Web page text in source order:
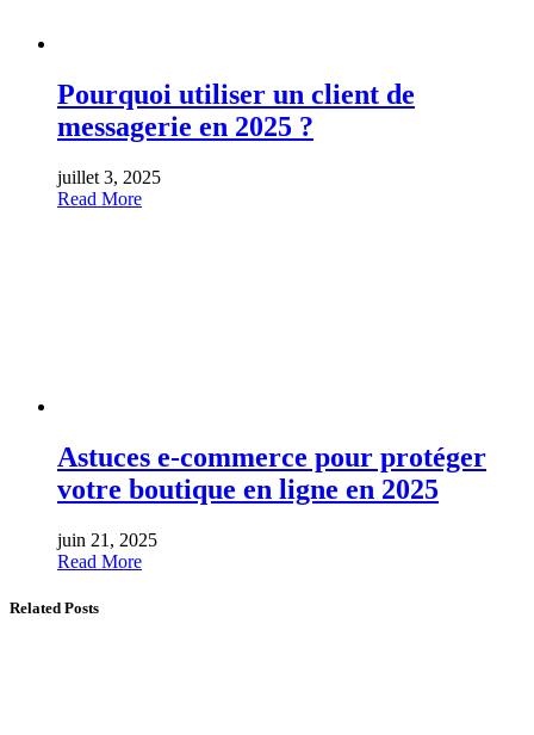
Pourquoi utiliser un client de
messagerie en 2025 ?
juillet 3, 2025
Read More
Astuces e-commerce pour protéger
votre boutique en ligne en 2025
juin 21, 2025
Read More
Related Posts